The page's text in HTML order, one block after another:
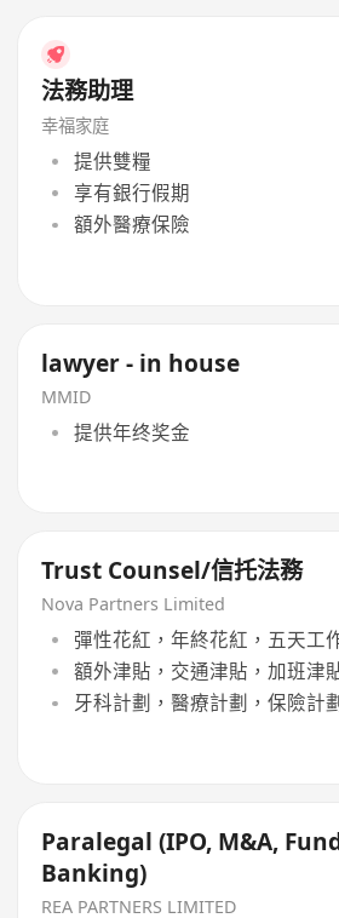
法務助理
幸福家庭
提供雙糧
享有銀行假期
額外醫療保險
lawyer - in house
MMID
提供年终奖金
Trust Counsel/信托法務
Nova Partners Limited
彈性花紅，年終花紅，五天工
額外津貼，交通津貼，加班津
牙科計劃，醫療計劃，保險計
Paralegal (IPO, M&A,
Banking)
REA PARTNERS LIMITED